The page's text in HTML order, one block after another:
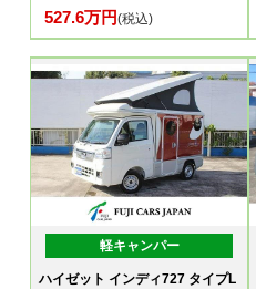
527.6万円(税込)
軽キャンパー
ハイゼット インディ727 タイプL